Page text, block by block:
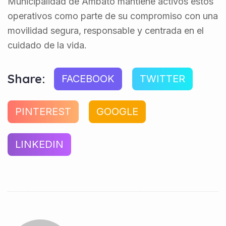
operativos como parte de su compromiso con una
movilidad segura, responsable y centrada en el
cuidado de la vida.
Share: FACEBOOK TWITTER
PINTEREST GOOGLE
LINKEDIN